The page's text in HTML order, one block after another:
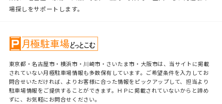
場探しをサポートします。
東京都・名古屋市・横浜市・川崎市・さいたま市・大阪市は、当サイトに掲載
されていない月極駐車場情報も多数保有しています。ご希望条件を入力してお
問合せいただければ、よりお客様に合った情報をピックアップして、担当より
駐車場情報をご提供することができます。ＨＰに掲載されていないからと諦め
ずに、お気軽にお問合せください。